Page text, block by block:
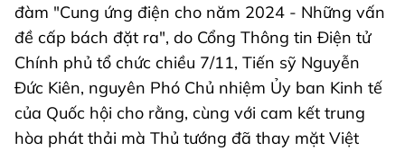
đàm "Cung ứng điện cho năm 2024 - Những vấn
đề cấp bách đặt ra", do Cổng Thông tin Điện tử
Chính phủ tổ chức chiều 7/11, Tiến sỹ Nguyễn
Đức Kiên, nguyên Phó Chủ nhiệm Ủy ban Kinh tế
của Quốc hội cho rằng, cùng với cam kết trung
hòa phát thải mà Thủ tướng đã thay mặt Việt